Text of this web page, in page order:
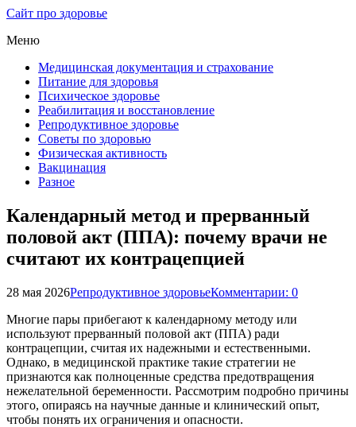
Сайт про здоровье
Меню
Медицинская документация и страхование
Питание для здоровья
Психическое здоровье
Реабилитация и восстановление
Репродуктивное здоровье
Советы по здоровью
Физическая активность
Вакцинация
Разное
Календарный метод и прерванный
половой акт (ППА): почему врачи не
считают их контрацепцией
28 мая 2026Репродуктивное здоровьеКомментарии: 0
Многие пары прибегают к календарному методу или
используют прерванный половой акт (ППА) ради
контрацепции, считая их надежными и естественными.
Однако, в медицинской практике такие стратегии не
признаются как полноценные средства предотвращения
нежелательной беременности. Рассмотрим подробно причины
этого, опираясь на научные данные и клинический опыт,
чтобы понять их ограничения и опасности.